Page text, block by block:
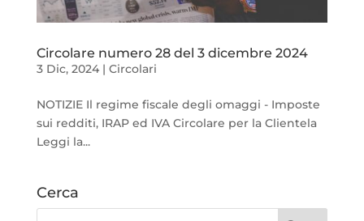
Circolare numero 28 del 3 dicembre 2024
3 Dic, 2024| Circolari
NOTIZIE Il regime fiscale degli omaggi - Imposte
sui redditi, IRAP ed IVA Circolare per la Clientela
Leggi la...
Cerca